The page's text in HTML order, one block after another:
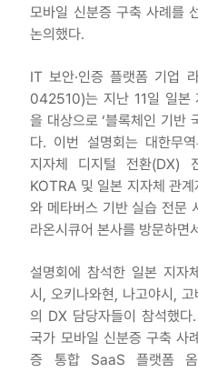
모바일 신분증 구축 사례를
논의했다.
IT 보안·인증 플랫폼 기업
042510)는 지난 11일 일본
을 대상으로 ‘블록체인 기반
다. 이번 설명회는 대한무
지자체 디지털 전환(DX)
KOTRA 및 일본 지자체 관
와 메타버스 기반 실습 전문
라온시큐어 본사를 방문하면
설명회에 참석한 일본 지자
시, 오키나와현, 나고야시,
의 DX 담당자들이 참석했다
국가 모바일 신분증 구축 사
증 통합 SaaS 플랫폼 옴